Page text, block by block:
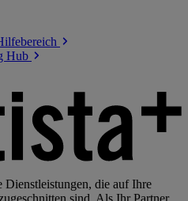
Hub
Dienstleistungen, die auf Ihre
sind. Als Ihr Partner